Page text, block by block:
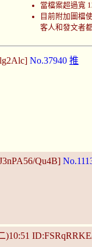
當檔案超過寬
目前附加圖檔
客人和發文者
No.37940 推
Qu4B]
)10:51